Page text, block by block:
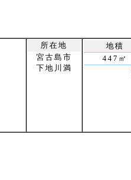
所在地
宮古島市
下地川満
地積
447㎡